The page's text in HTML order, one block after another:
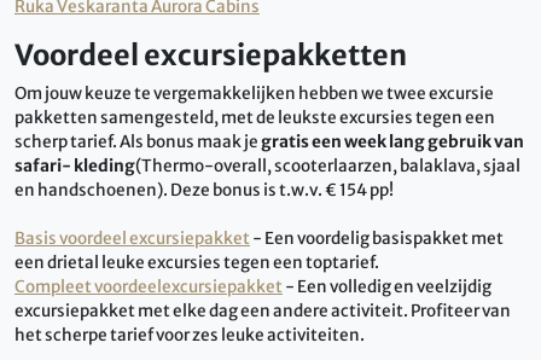
Ruka Veskaranta Aurora Cabins
Voordeel excursiepakketten
Om jouw keuze te vergemakkelijken hebben we twee excursie
pakketten samengesteld, met de leukste excursies tegen een
scherp tarief. Als bonus maak jegratis een week lang gebruik van
safari- kleding(Thermo-overall, scooterlaarzen, balaklava, sjaal
en handschoenen). Deze bonus is t.w.v. € 154 pp!
Basis voordeel excursiepakket- Een voordelig basispakket met
een drietal leuke excursies tegen een toptarief.
Compleet voordeelexcursiepakket- Een volledig en veelzijdig
excursiepakket met elke dag een andere activiteit. Profiteer van
het scherpe tarief voor zes leuke activiteiten.